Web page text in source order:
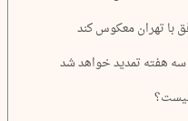
با تهران معکوس کند
هفته تمدید خواهد شد